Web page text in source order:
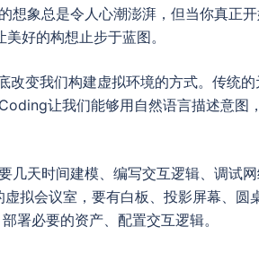
想象总是令人心潮澎湃，但当你真正
好的构想止步于蓝图。
变我们构建虚拟环境的方式。传统
让我们能够用自然语言描述意图
几天时间建模、编写交互逻辑、调试
拟会议室，要有白板、投影屏幕、圆
署必要的资产、配置交互逻辑。